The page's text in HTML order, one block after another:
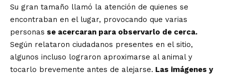
Su gran tamaño llamó la atención de quienes se
encontraban en el lugar, provocando que varias
personas se acercaran para observarlo de cerca.
Según relataron ciudadanos presentes en el sitio,
algunos incluso lograron aproximarse al animal y
tocarlo brevemente antes de alejarse. Las imágenes y